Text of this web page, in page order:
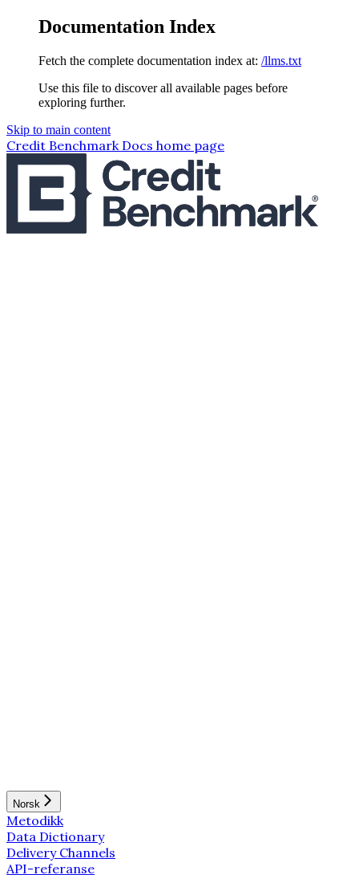
Documentation Index
Fetch the complete documentation index at: /llms.txt
Use this file to discover all available pages before
exploring further.
Skip to main content
Credit Benchmark Docs home page
Norsk
Metodikk
Data Dictionary
Delivery Channels
API-referanse